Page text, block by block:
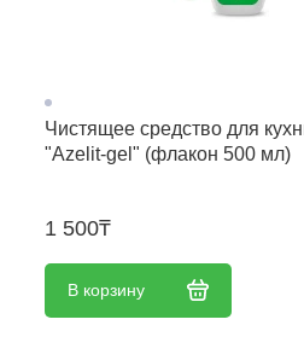
Чистящее средство для
"Azelit-gel" (флакон 500 мл)
1 500₸
В корзину